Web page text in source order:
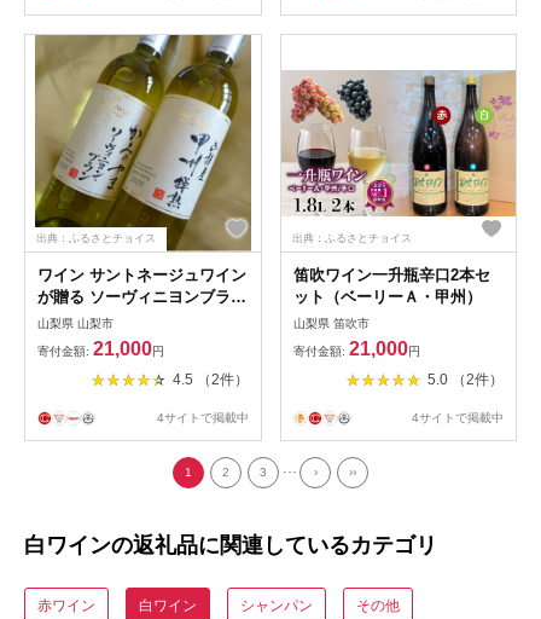
出典：ふるさとチョイス
ワイン サントネージュワイン
が贈る ソーヴィニヨンブラン
甲州樽熟 白ワイン 2本 セッ
ト_ ふるさと納税 ふるさと
ワイン お酒 酒 アルコール 山
梨県 山梨市 山梨 ギフト プレ
【1285337】
山梨県 山梨市
寄付金額: 21,000円
4.5 （2件）
4サイトで掲載中
出典：ふるさとチョイス
笛吹ワイン一升瓶辛口2本セ
ット（ベーリーＡ・甲州）
山梨県 笛吹市
寄付金額: 21,000円
5.0 （2件）
4サイトで掲載中
1 2 3 ... › ››
白ワインの返礼品に関連しているカテゴリ
赤ワイン 白ワイン シャンパン その他